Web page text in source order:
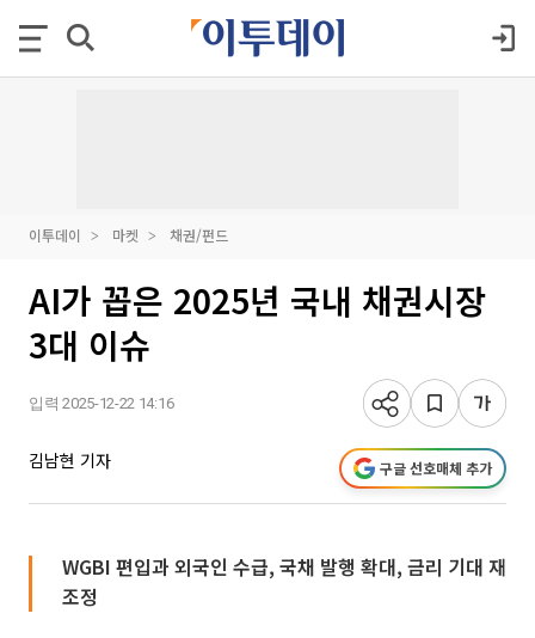
이투데이 마켓 채권/펀드
AI가 꼽은 2025년 국내 채권시장
3대 이슈
입력 2025-12-22 14:16
김남현 기자 구글 선호매체 추가
WGBI 편입과 외국인 수급, 국채 발행 확대, 금리 기대 재
조정